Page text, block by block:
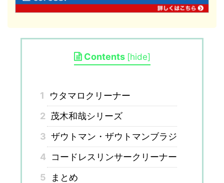
Contents [hide]
1
ウタマロクリーナー
2 茂木和哉シリーズ
3 ザウトマン・ザウトマンブラジ
4
コードレスリンサークリーナー
5
まとめ